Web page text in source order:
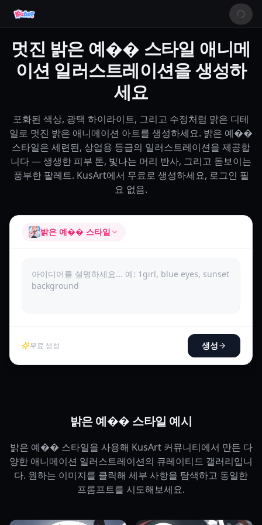
멋진 밝은 예�� 스타일 애니메
이션 일러스트레이션을 생성하
세요
포화된 색상, 광택 하이라이트, 그리고 수정처럼 맑은 디테
일로 멋진 밝은 애니메이션 아트를 생성하세요. 밝은 예��
스타일은 세련된, 상업용 등급의 일러스트레이션을 제공합
니다 — 생생한 피부 톤, 빛나는 머리 반사, 그리고 돋보이는
풍부한 팔레트. KusArt에서 무료로 생성하세요, 로그인 필
요 없음.
밝은 예�� 스타일
무료 생성 생성
밝은 예�� 스타일 예시
밝은 예�� 스타일을 사용해 KusArt 커뮤니티에서 만든 다
양한 애니메이션 일러스트레이션의 큐레이티드 갤러리입니
다. 원하는 이미지를 클릭해 세부 사항을 탐색하고 동일한
프롬프트를 시도해보세요.